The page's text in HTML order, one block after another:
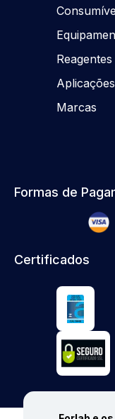
Reagentes
Aplicações
Marcas
Formas de
Certificados